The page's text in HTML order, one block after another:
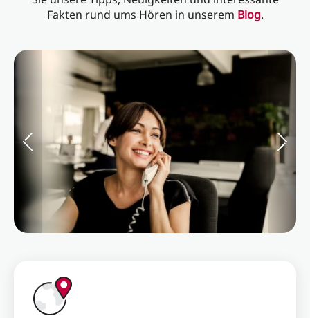
Fakten rund ums Hören in unserem Blog.